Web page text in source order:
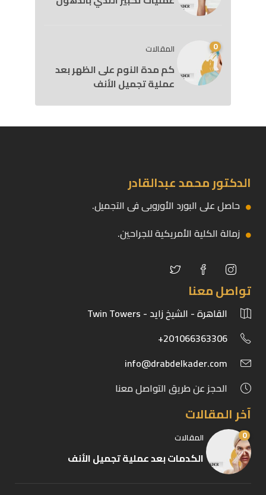
0 المقالات
كم مدة النوم على الظهر بعد
عملية تجميل الأنف
الدكتور محمد عبدالقادر
حاصل على البورد الأوروبى فى التجميل.
زمالة الكلية الأمريكية للجراحين.
تواصل معنا
القاهرة - الشيخ زايد - Twin Towers
201066363306+
info@drabdelkader.com
الحجز عن طريق التواصل معنا
آخر المقالات
0 المقالات
الكدمات بعد عملية تجميل الأنف